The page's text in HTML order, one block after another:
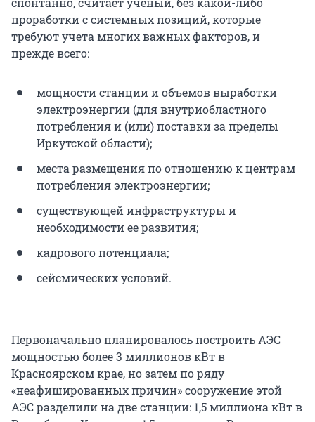
проработки с системных позиций, которые
требуют учета многих важных факторов, и
прежде всего:
мощности станции и объемов выработки
электроэнергии (для внутриобластного
потребления и (или) поставки за пределы
Иркутской области);
места размещения по отношению к центрам
потребления электроэнергии;
существующей инфраструктуры и
необходимости ее развития;
кадрового потенциала;
сейсмических условий.
Первоначально планировалось построить АЭС
мощностью более 3 миллионов кВт в
Красноярском крае, но затем по ряду
«неафишированных причин» сооружение этой
АЭС разделили на две станции: 1,5 миллиона кВт в